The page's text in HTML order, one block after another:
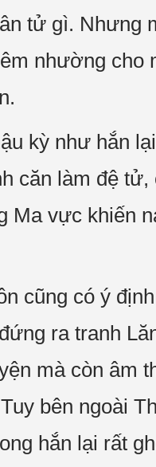
tử gì. Nhưng
nhường cho
kỳ như hắn
căn làm đệ tử,
Ma vực khiến
cũng có ý
ra tranh
mà còn âm
bên ngoài
hắn lại rất